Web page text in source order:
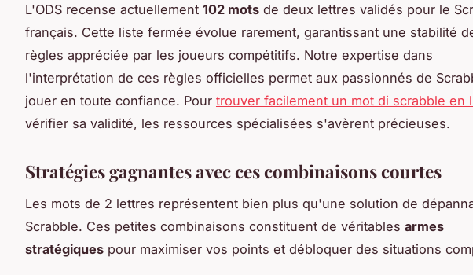
L'ODS recense actuellement 102 mots de deux lettres validés pour le
français. Cette liste fermée évolue rarement, garantissant une stabilité
règles appréciée par les joueurs compétitifs. Notre expertise dans
l'interprétation de ces règles officielles permet aux passionnés de
jouer en toute confiance. Pour trouver facilement un mot di scrabble en
vérifier sa validité, les ressources spécialisées s'avèrent précieuses.
Stratégies gagnantes avec ces combinaisons courtes
Les mots de 2 lettres représentent bien plus qu'une solution de
Scrabble. Ces petites combinaisons constituent de véritables armes
stratégiques pour maximiser vos points et débloquer des situations